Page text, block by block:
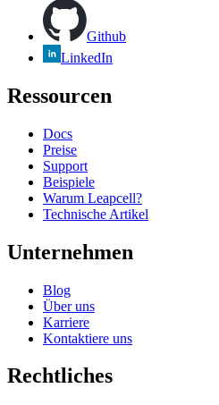
Github
LinkedIn
Ressourcen
Docs
Preise
Support
Beispiele
Warum Leapcell?
Technische Artikel
Unternehmen
Blog
Über uns
Karriere
Kontaktiere uns
Rechtliches